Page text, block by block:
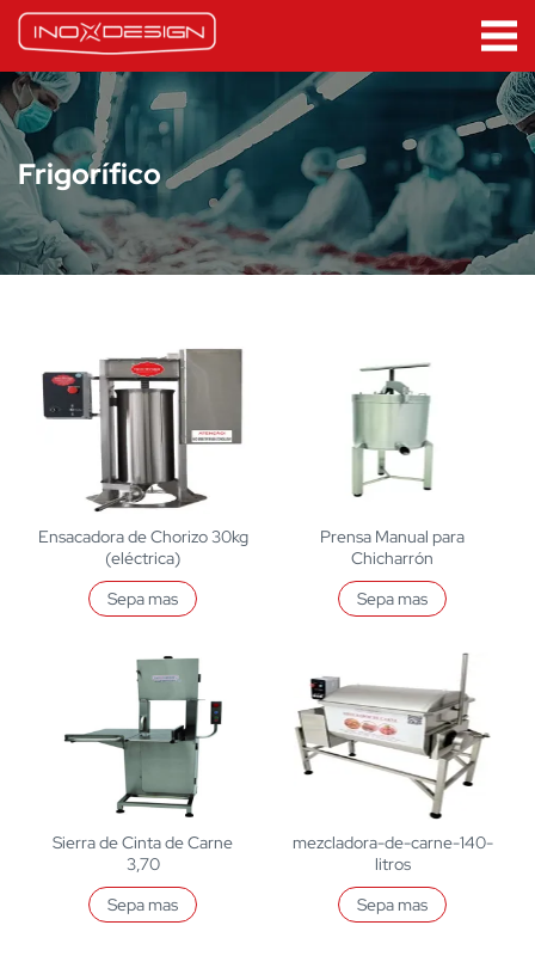
Frigorífico
Ensacadora de Chorizo 30kg
(eléctrica)
Sepa mas
Prensa Manual para
Chicharrón
Sepa mas
Sierra de Cinta de Carne
3,70
Sepa mas
mezcladora-de-carne-140-
litros
Sepa mas